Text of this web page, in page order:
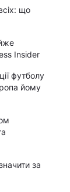
що
Insider
футболу
йому
за